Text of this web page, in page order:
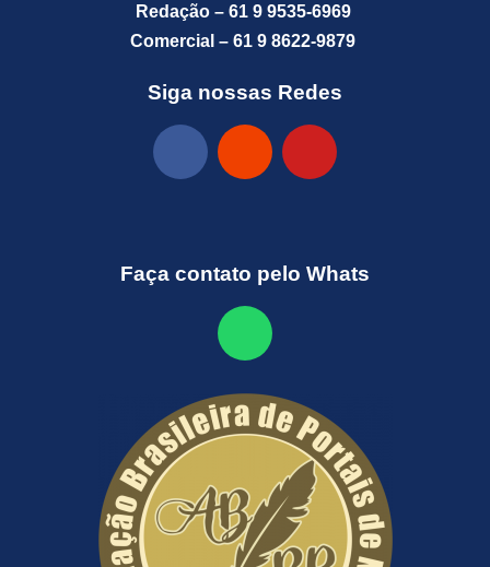
Redação – 61 9 9535-6969
Comercial – 61 9 8622-9879
Siga nossas Redes
Faça contato pelo Whats